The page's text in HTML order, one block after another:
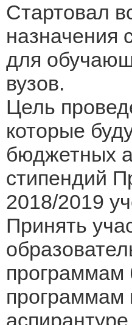
Стартовал
назначения
для
вузов.
Цель
которые
бюджетных
стипендий
2018/2019
Принять
программам
программам